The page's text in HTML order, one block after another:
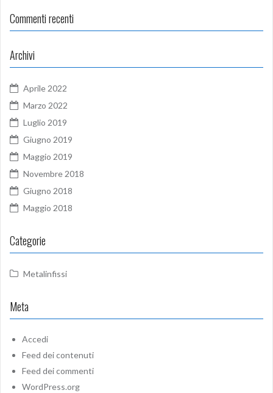
Commenti recenti
Archivi
Aprile 2022
Marzo 2022
Luglio 2019
Giugno 2019
Maggio 2019
Novembre 2018
Giugno 2018
Maggio 2018
Categorie
Metalinfissi
Meta
Accedi
Feed dei contenuti
Feed dei commenti
WordPress.org